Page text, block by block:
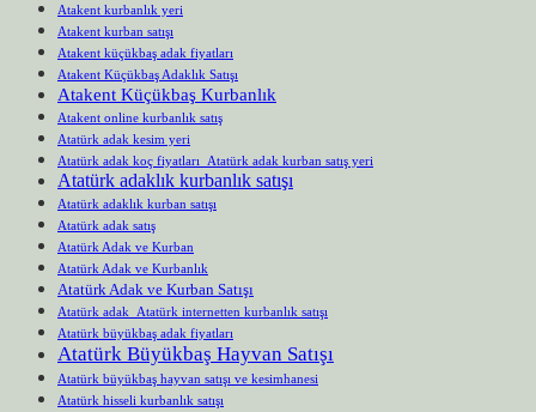
Atakent kurbanlık yeri
Atakent kurban satışı
Atakent küçükbaş adak fiyatları
Atakent Küçükbaş Adaklık Satışı
Atakent Küçükbaş Kurbanlık
Atakent online kurbanlık satış
Atatürk adak kesim yeri
Atatürk adak koç fiyatları Atatürk adak kurban satış yeri
Atatürk adaklık kurbanlık satışı
Atatürk adaklık kurban satışı
Atatürk adak satış
Atatürk Adak ve Kurban
Atatürk Adak ve Kurbanlık
Atatürk Adak ve Kurban Satışı
Atatürk adak Atatürk internetten kurbanlık satışı
Atatürk büyükbaş adak fiyatları
Atatürk Büyükbaş Hayvan Satışı
Atatürk büyükbaş hayvan satışı ve kesimhanesi
Atatürk hisseli kurbanlık satışı